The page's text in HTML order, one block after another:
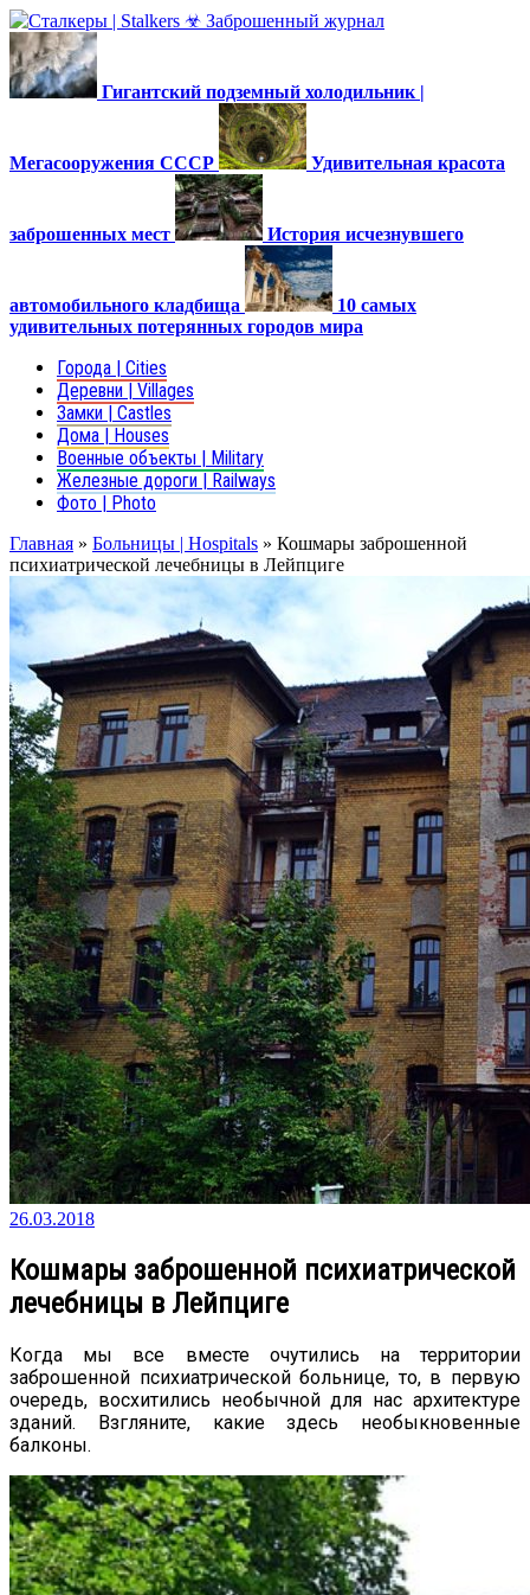
Гигантский подземный холодильник |
Мегасооружения СССР Удивительная красота
заброшенных мест История исчезнувшего
автомобильного кладбища
10 самых
удивительных потерянных городов мира
Города | Cities
Деревни | Villages
Замки | Castles
Дома | Houses
Военные объекты | Military
Железные дороги | Railways
Фото | Photo
Главная » Больницы | Hospitals » Кошмары заброшенной
психиатрической лечебницы в Лейпциге
26.03.2018
Кошмары заброшенной психиатрической
лечебницы в Лейпциге
Когда мы все вместе очутились на территории
заброшенной психиатрической больнице, то, в первую
очередь, восхитились необычной для нас архитектуре
зданий. Взгляните, какие здесь необыкновенные
балконы.